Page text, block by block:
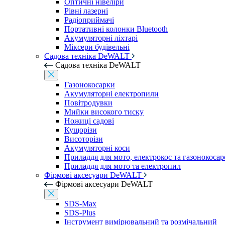
Оптичні нівеліри
Рівні лазерні
Радіоприймачі
Портативні колонки Bluetooth
Акумуляторні ліхтарі
Міксери будівельні
Садова техніка DeWALT
Садова техніка DeWALT
Газонокосарки
Акумуляторні електропили
Повітродувки
Мийки високого тиску
Ножиці садові
Кущорізи
Висоторізи
Акумуляторні коси
Приладдя для мото, електрокос та
Приладдя для мото та електропил
Фірмові аксесуари DeWALT
Фірмові аксесуари DeWALT
SDS-Max
SDS-Plus
Інструмент вимірювальний та розмічальний